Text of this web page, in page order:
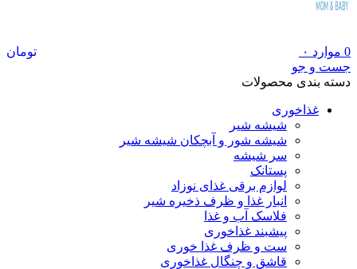
0 موارد ۰
تومان
جست و جو
دسته بندی محصولات
غذاخوری
شیشه شیر
شیشه ‌شور و آبچکان شیشه‌ شیر
سر شیشه
پستانک
لوازم برقی غذای نوزاد
انبار غذا و ظرف ذخیره شیر
فلاسک آب و غذا
پیشبند غذاخوری
ست و ظرف غذا خوری
قاشق و چنگال غذاخوری